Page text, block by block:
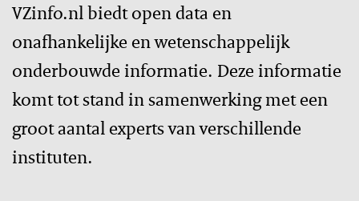
VZinfo.nl biedt open data en
onafhankelijke en wetenschappelijk
onderbouwde informatie. Deze informatie
komt tot stand in samenwerking met een
groot aantal experts van verschillende
instituten.